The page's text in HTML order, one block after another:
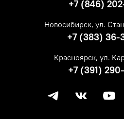
+7 (846)
Новосибирск, ул.
+7 (383) 36-
Красноярск, ул.
+7 (391)